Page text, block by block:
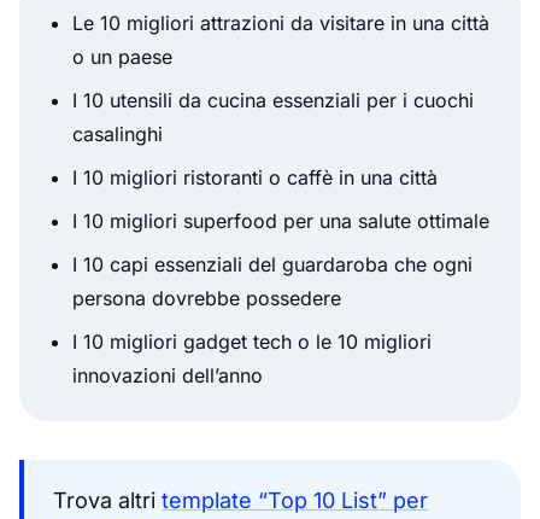
Le 10 migliori attrazioni da visitare in una città
o un paese
I 10 utensili da cucina essenziali per i cuochi
casalinghi
I 10 migliori ristoranti o caffè in una città
I 10 migliori superfood per una salute ottimale
I 10 capi essenziali del guardaroba che ogni
persona dovrebbe possedere
I 10 migliori gadget tech o le 10 migliori
innovazioni dell’anno
Trova altri template “Top 10 List” per